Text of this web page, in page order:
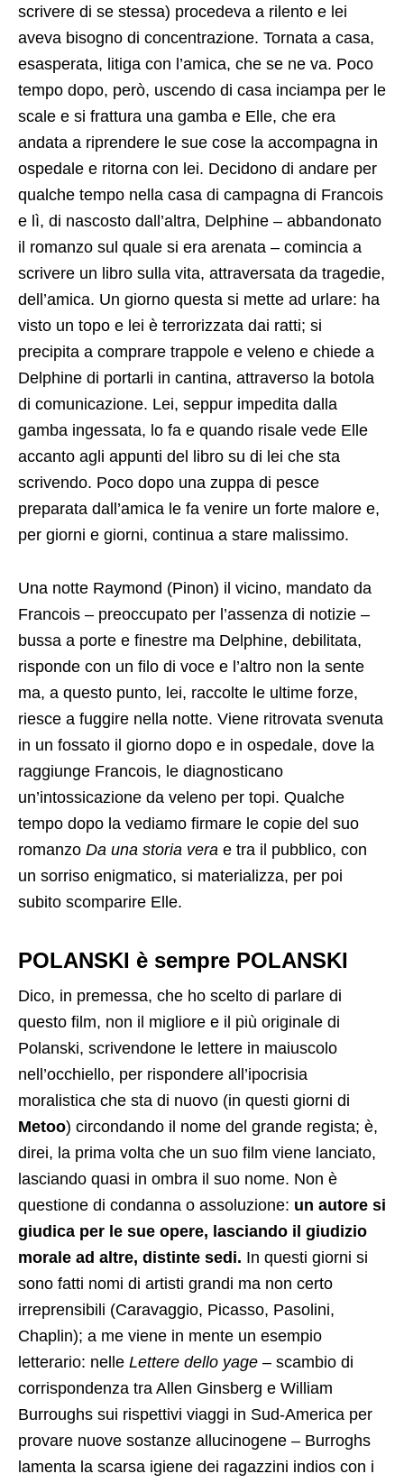
scrivere di se stessa) procedeva a rilento e lei
aveva bisogno di concentrazione. Tornata a casa,
esasperata, litiga con l’amica, che se ne va. Poco
tempo dopo, però, uscendo di casa inciampa per le
scale e si frattura una gamba e Elle, che era
andata a riprendere le sue cose la accompagna in
ospedale e ritorna con lei. Decidono di andare per
qualche tempo nella casa di campagna di Francois
e lì, di nascosto dall’altra, Delphine – abbandonato
il romanzo sul quale si era arenata – comincia a
scrivere un libro sulla vita, attraversata da tragedie,
dell’amica. Un giorno questa si mette ad urlare: ha
visto un topo e lei è terrorizzata dai ratti; si
precipita a comprare trappole e veleno e chiede a
Delphine di portarli in cantina, attraverso la botola
di comunicazione. Lei, seppur impedita dalla
gamba ingessata, lo fa e quando risale vede Elle
accanto agli appunti del libro su di lei che sta
scrivendo. Poco dopo una zuppa di pesce
preparata dall’amica le fa venire un forte malore e,
per giorni e giorni, continua a stare malissimo.
Una notte Raymond (Pinon) il vicino, mandato da
Francois – preoccupato per l’assenza di notizie –
bussa a porte e finestre ma Delphine, debilitata,
risponde con un filo di voce e l’altro non la sente
ma, a questo punto, lei, raccolte le ultime forze,
riesce a fuggire nella notte. Viene ritrovata svenuta
in un fossato il giorno dopo e in ospedale, dove la
raggiunge Francois, le diagnosticano
un’intossicazione da veleno per topi. Qualche
tempo dopo la vediamo firmare le copie del suo
romanzo Da una storia vera e tra il pubblico, con
un sorriso enigmatico, si materializza, per poi
subito scomparire Elle.
POLANSKI è sempre POLANSKI
Dico, in premessa, che ho scelto di parlare di
questo film, non il migliore e il più originale di
Polanski, scrivendone le lettere in maiuscolo
nell’occhiello, per rispondere all’ipocrisia
moralistica che sta di nuovo (in questi giorni di
Metoo) circondando il nome del grande regista; è,
direi, la prima volta che un suo film viene lanciato,
lasciando quasi in ombra il suo nome. Non è
questione di condanna o assoluzione: un autore si
giudica per le sue opere, lasciando il giudizio
morale ad altre, distinte sedi. In questi giorni si
sono fatti nomi di artisti grandi ma non certo
irreprensibili (Caravaggio, Picasso, Pasolini,
Chaplin); a me viene in mente un esempio
letterario: nelle Lettere dello yage – scambio di
corrispondenza tra Allen Ginsberg e William
Burroughs sui rispettivi viaggi in Sud-America per
provare nuove sostanze allucinogene – Burroghs
lamenta la scarsa igiene dei ragazzini indios con i